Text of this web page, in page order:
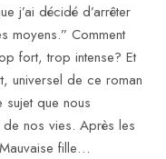
j’ai décidé d’arrêter
moyens.” Comment
fort, trop intense? Et
universel de ce roman
que nous
de nos vies. Après les
fille…